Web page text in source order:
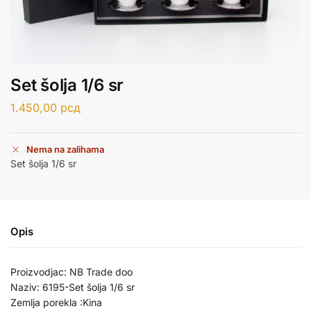
Set šolja 1/6 sr
1.450,00 рсд
Nema na zalihama
Set šolja 1/6 sr
Opis
Proizvodjac: NB Trade doo
Naziv: 6195-Set šolja 1/6 sr
Zemlja porekla :Kina